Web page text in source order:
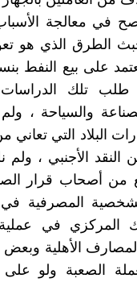
في معالجة
الطرق الذي هو
تلك الدراسات
والسياحة ،
البلاد التي
النقد الأجنبي ،
من أصحاب قرار
المصرفية في
المركزي في
الأهلية
الصعبة ولو